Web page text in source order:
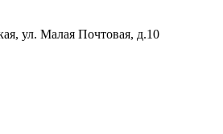
ул. Малая Почтовая, д.10